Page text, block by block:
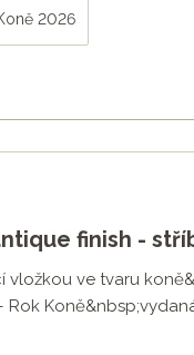
vzhledem k
vlastní sbírky,
zhodnotí. Proto
2026
finish -
vložkou ve tvaru
Rok